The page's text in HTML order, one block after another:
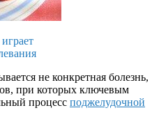
не конкретная болезнь,
при которых ключевым
процесс поджелудочной